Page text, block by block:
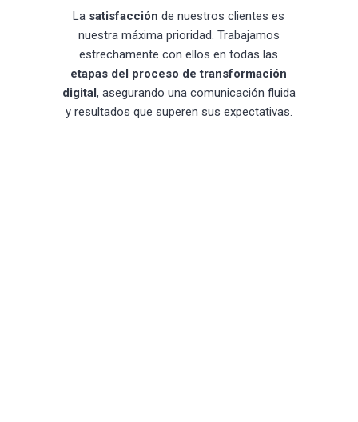
La satisfacción de nuestros clientes es
nuestra máxima prioridad. Trabajamos
estrechamente con ellos en todas las
etapas del proceso de transformación
digital, asegurando una comunicación fluida
y resultados que superen sus expectativas.